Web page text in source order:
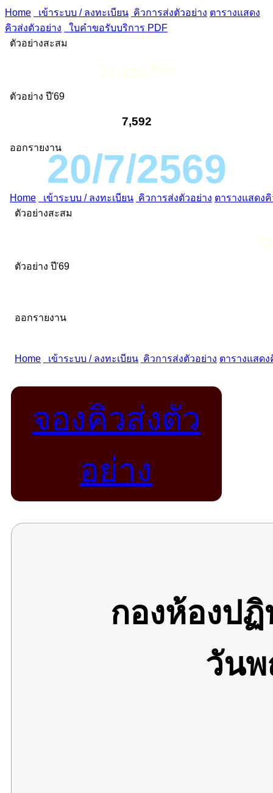
Home เข้าระบบ / ลงทะเบียน คิวการส่งตัวอย่าง ตารางแสดง
คิวส่งตัวอย่าง
ใบคำขอรับบริการ PDF
ตัวอย่างสะสม
ตัวอย่าง ปี'69
7,592
ออกรายงาน20/7/2569
จองคิวส่งตัว
อย่าง
กองห้องป
วัน